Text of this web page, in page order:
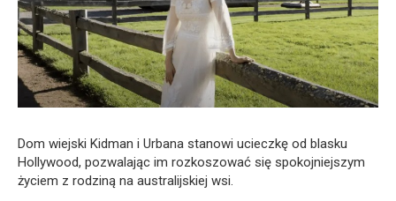
Dom wiejski Kidman i Urbana stanowi ucieczkę od blasku
Hollywood, pozwalając im rozkoszować się spokojniejszym
życiem z rodziną na australijskiej wsi.